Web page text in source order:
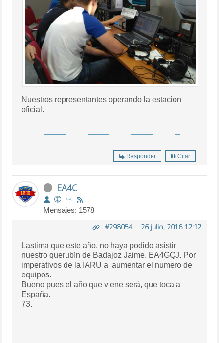
Nuestros representantes operando la estación
oficial.
Responder Citar
EA4C
Mensajes: 1578
#298054- 26 julio, 2016 12:12
Lastima que este año, no haya podido asistir
nuestro querubín de Badajoz Jaime. EA4GQJ. Por
imperativos de la IARU al aumentar el numero de
equipos.
Bueno pues el año que viene será, que toca a
España.
73.